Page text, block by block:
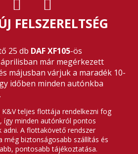
FELSZERELTSÉG
25 db DAF XF105-ös
már megérkezett
májusban várjuk a maradék 10-
időben minden autónkba
K&V teljes flottája rendelkezni fog
így minden autónkról pontos
adni. A flottakövető rendszer
még biztonságosabb szállítás és
pontosabb tájékoztatása.